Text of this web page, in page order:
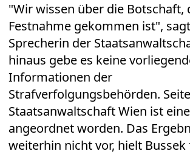
"Wir wissen über die Botschaft,
Festnahme gekommen ist",
Sprecherin der
hinaus gebe es keine
Informationen der
Strafverfolgungsbehörden.
Staatsanwaltschaft Wien ist
angeordnet worden. Das
weiterhin nicht vor, hielt Bussek